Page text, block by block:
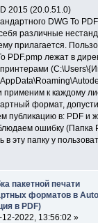
2015 (20.0.51.0)
DWG To
различные
прилагается.
PDF.pmp лежат в
применим к каждому
формат,
публикацию в: PDF и
ошибку (Папка
в эту папку у
пакетной печати
форматов в
в PDF)
12-2022, 13:56:02 »